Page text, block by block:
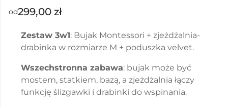
od299,00 zł
Zestaw 3w1: Bujak Montessori + zjeżdżalnia-
drabinka w rozmiarze M + poduszka velvet.
Wszechstronna zabawa: bujak może być
mostem, statkiem, bazą, a zjeżdżalnia łączy
funkcję ślizgawki i drabinki do wspinania.